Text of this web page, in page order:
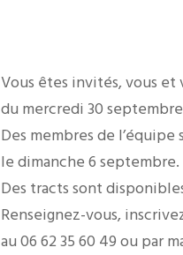
Vous êtes invités, vous et
du mercredi 30
Des membres de
le dimanche 6 septembre.
Des tracts sont
Renseignez-vous,
au 06 62 35 60 49 ou par